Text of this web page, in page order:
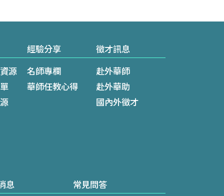
源
經驗分享
名師專欄
華師任教心得
徵才訊息
赴外華師
赴外華助
國內外徵才
息 常見問答